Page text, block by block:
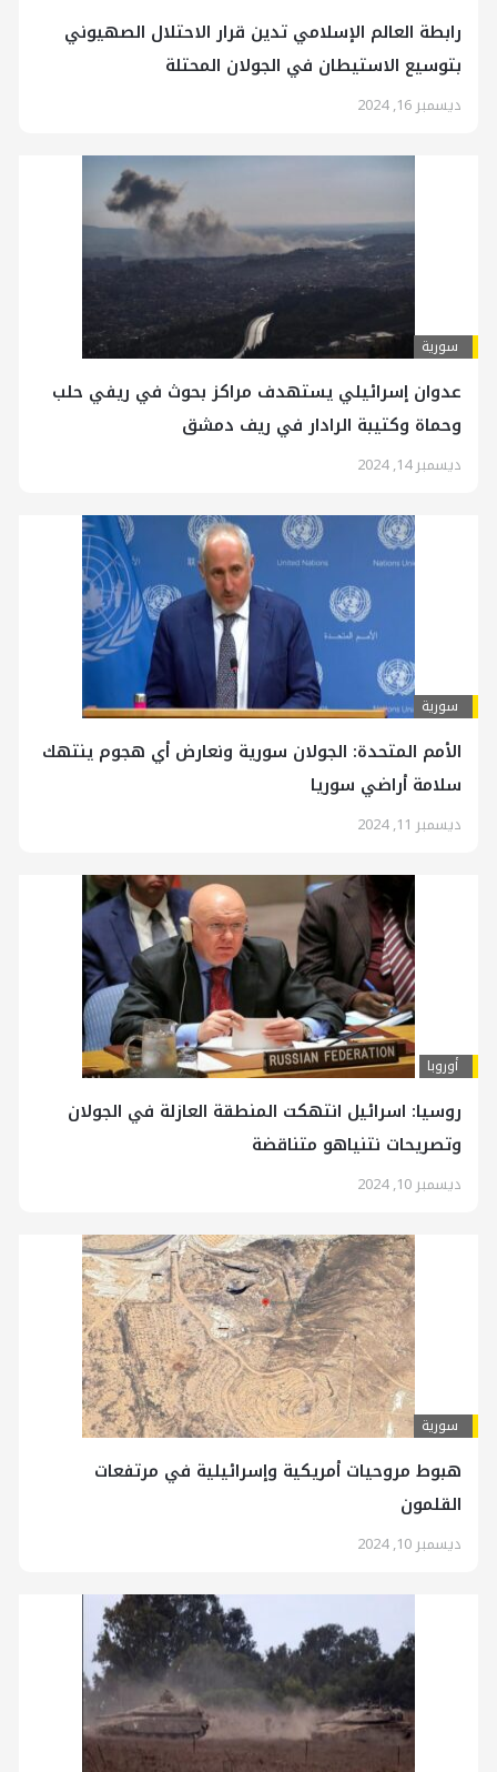
رابطة العالم الإسلامي تدين قرار الاحتلال الصهيوني
بتوسيع الاستيطان في الجولان المحتلة
ديسمبر 16, 2024
سورية
عدوان إسرائيلي يستهدف مراكز بحوث في ريفي حلب
وحماة وكتيبة الرادار في ريف دمشق
ديسمبر 14, 2024
سورية
الأمم المتحدة: الجولان سورية ونعارض أي هجوم ينتهك
سلامة أراضي سوريا
ديسمبر 11, 2024
أوروبا
روسيا: اسرائيل انتهكت المنطقة العازلة في الجولان
وتصريحات نتنياهو متناقضة
ديسمبر 10, 2024
سورية
هبوط مروحيات أمريكية وإسرائيلية في مرتفعات
القلمون
ديسمبر 10, 2024